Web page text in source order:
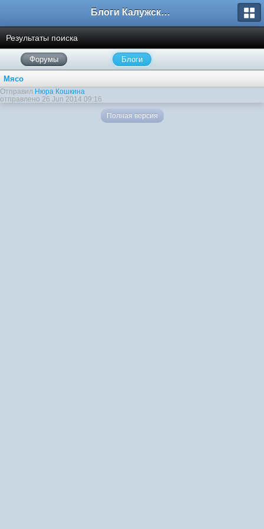
Блоги Калужского перекрестка
Результаты поиска
Форумы Блоги
Мясо
Отправил Нюра Кошкина
отправлено 26 Jun 2014 09:16
Полная версия